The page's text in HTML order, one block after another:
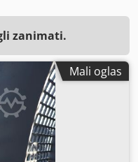
zanimati.
Mali oglas